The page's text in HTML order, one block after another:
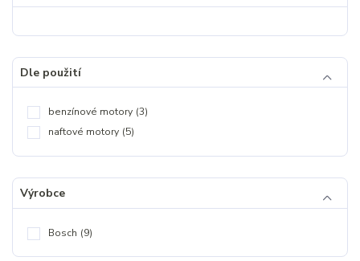
Dle použití
benzínové motory (3)
naftové motory (5)
Výrobce
Bosch (9)